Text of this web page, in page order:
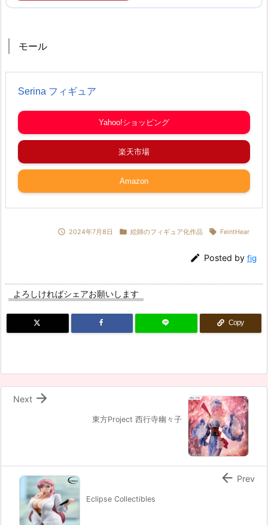
モール
Serina フィギュア
Yahoo!ショッピング
楽天市場
Amazon
 2024年7月8日  絵師のフィギュア化作品  FeintHear
 Posted by fig
よろしければシェアお願いします
Copy
東方Project 西行寺幽々子

Next
Eclipse Collectibles
 Prev